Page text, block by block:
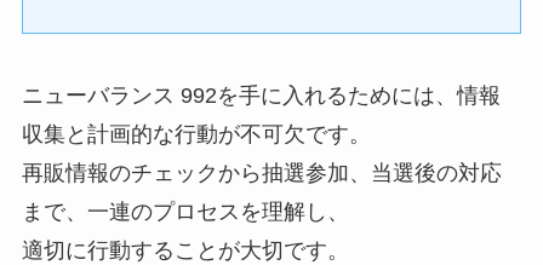
ニューバランス 992を手に入れるためには、情報
収集と計画的な行動が不可欠です。
再販情報のチェックから抽選参加、当選後の対応
まで、一連のプロセスを理解し、
適切に行動することが大切です。